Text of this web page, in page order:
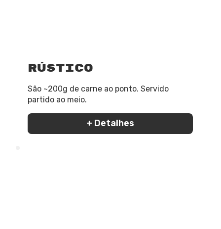
Rústico
São ~200g de carne ao ponto. Servido
partido ao meio.
+ Detalhes